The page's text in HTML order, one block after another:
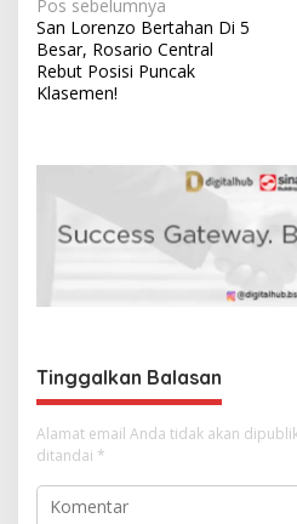
N
a
v
o
Pos sebelumnya
San Lorenzo Bertahan Di 5
Besar, Rosario Central
Rebut Posisi Puncak
Klasemen!
Tinggalkan Balasan
Alamat email Anda tidak akan
ditandai *